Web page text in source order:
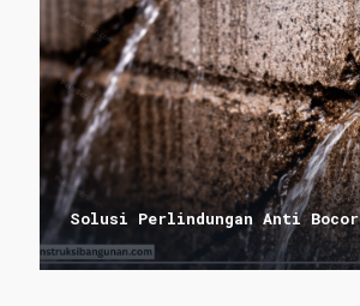
Solusi Perlindungan Anti Bocor